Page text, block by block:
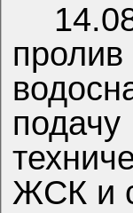
ЖСК и